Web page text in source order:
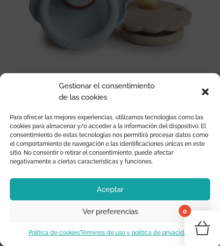
Gestionar el consentimiento
de las cookies
Para ofrecer las mejores experiencias, utilizamos tecnologías como las
cookies para almacenar y/o acceder a la información del dispositivo. El
consentimiento de estas tecnologías nos permitirá procesar datos como
el comportamiento de navegación o las identificaciones únicas en este
sitio. No consentir o retirar el consentimiento, puede afectar
negativamente a ciertas características y funciones.
Aceptar
Ver preferencias
Política de cookiesTérminos de uso y política de privacidad
PACK DE 2 CHUPETES DE LÁTEX DAISY POWDER
3,63€
0